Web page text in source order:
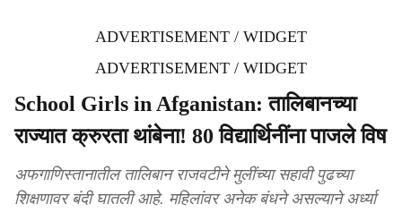
ADVERTISEMENT / WIDGET
ADVERTISEMENT / WIDGET
School Girls in Afganistan: तालिबानच्या
राज्यात क्रुरता थांबेना! 80 विद्यार्थिनींना पाजले विष
अफगाणिस्तानातील तालिबान राजवटीने मुलींच्या सहावी पुढच्या
शिक्षणावर बंदी घातली आहे. महिलांवर अनेक बंधने असल्याने अर्ध्या